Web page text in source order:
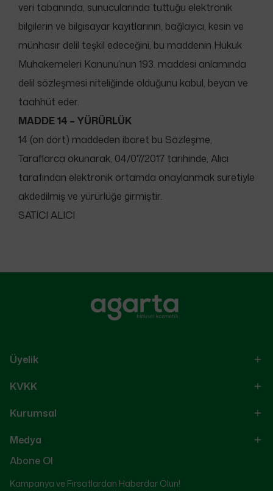
veri tabanında, sunucularında tuttuğu elektronik
bilgilerin ve bilgisayar kayıtlarının, bağlayıcı, kesin ve
münhasır delil teşkil edeceğini, bu maddenin Hukuk
Muhakemeleri Kanunu’nun 193. maddesi anlamında
delil sözleşmesi niteliğinde olduğunu kabul, beyan ve
taahhüt eder.
MADDE 14 – YÜRÜRLÜK
14 (on dört) maddeden ibaret bu Sözleşme,
Taraflarca okunarak, 04/07/2017 tarihinde, Alıcı
tarafından elektronik ortamda onaylanmak suretiyle
akdedilmiş ve yürürlüğe girmiştir.
SATICI ALICI
Üyelik
KVKK
Kurumsal
Medya
Abone Ol
Kampanya ve Fırsatlardan Haberdar Olun!